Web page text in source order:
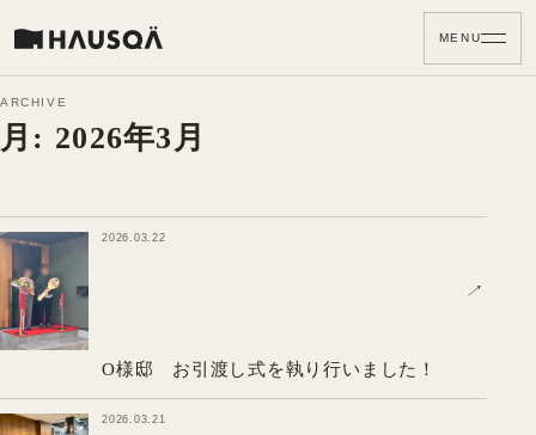
MENU
ARCHIVE
月: 2026年3月
2026.03.22
O様邸 お引渡し式を執り行いました！
↗
2026.03.21